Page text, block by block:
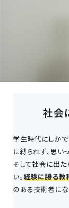
社会
学生時代にしかで
に縛られず、思い
そして社会に出た
い。経験に勝る教
のある技術者にな